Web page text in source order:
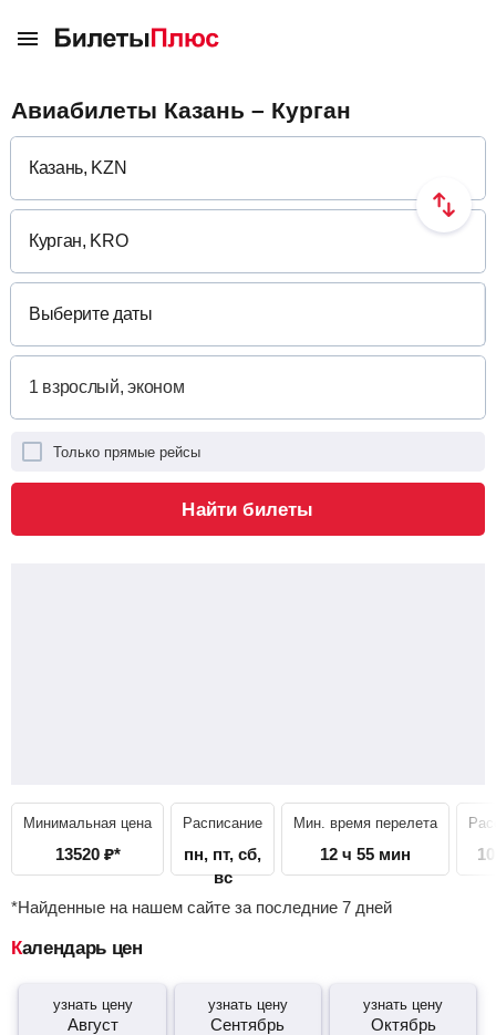
Авиабилеты Казань – Курган
Выберите даты
Только прямые рейсы
Найти билеты
Минимальная цена
13520 ₽*
Расписание
пн, пт, сб,
вс
Мин. время перелета
12 ч 55 мин
*Найденные на нашем сайте за последние 7 дней
Календарь цен
узнать цену
Август
узнать цену
Сентябрь
узнать цену
Октябрь